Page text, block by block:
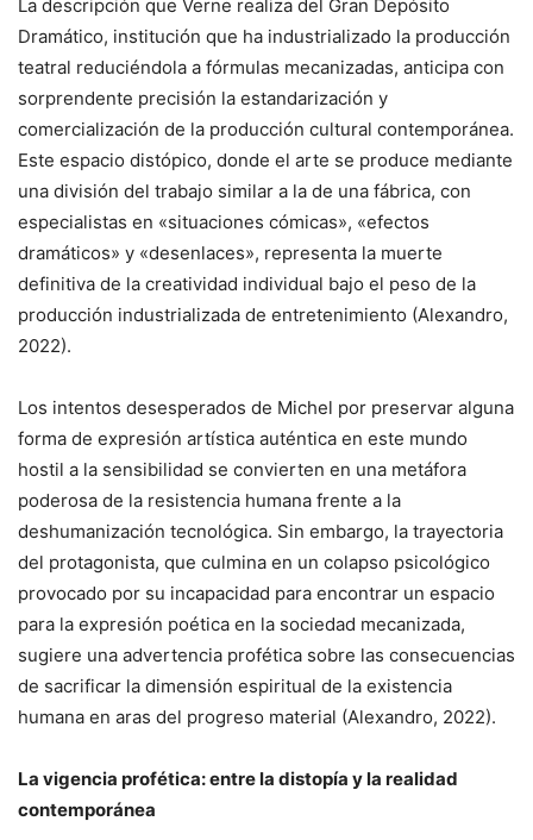
La descripción que Verne realiza del Gran Depósito
Dramático, institución que ha industrializado la producción
teatral reduciéndola a fórmulas mecanizadas, anticipa con
sorprendente precisión la estandarización y
comercialización de la producción cultural contemporánea.
Este espacio distópico, donde el arte se produce mediante
una división del trabajo similar a la de una fábrica, con
especialistas en «situaciones cómicas», «efectos
dramáticos» y «desenlaces», representa la muerte
definitiva de la creatividad individual bajo el peso de la
producción industrializada de entretenimiento (Alexandro,
2022).
Los intentos desesperados de Michel por preservar alguna
forma de expresión artística auténtica en este mundo
hostil a la sensibilidad se convierten en una metáfora
poderosa de la resistencia humana frente a la
deshumanización tecnológica. Sin embargo, la trayectoria
del protagonista, que culmina en un colapso psicológico
provocado por su incapacidad para encontrar un espacio
para la expresión poética en la sociedad mecanizada,
sugiere una advertencia profética sobre las consecuencias
de sacrificar la dimensión espiritual de la existencia
humana en aras del progreso material (Alexandro, 2022).
La vigencia profética: entre la distopía y la realidad
contemporánea